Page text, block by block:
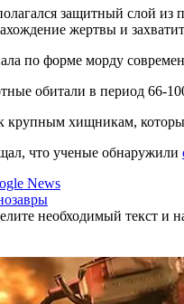
защитный слой
жертвы и
по форме морду
обитали в период 66-
крупным хищникам,
что ученые обнаружили
News
необходимый текст и